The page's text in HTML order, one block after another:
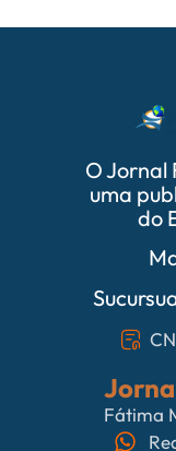
O Jornal
uma
do
Fátima